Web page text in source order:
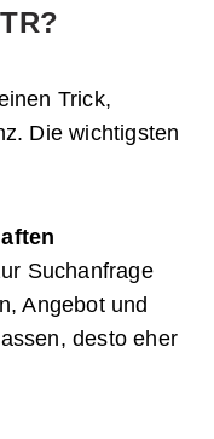
Trick,
Die wichtigsten
Suchanfrage
Angebot und
desto eher